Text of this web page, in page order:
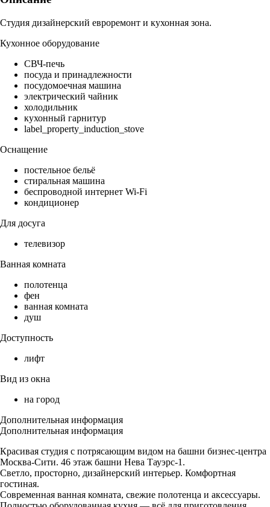
Студия дизайнерский евроремонт и кухонная зона.
Кухонное оборудование
СВЧ-печь
посуда и принадлежности
посудомоечная машина
электрический чайник
холодильник
кухонный гарнитур
label_property_induction_stove
Оснащение
постельное бельё
стиральная машина
беспроводной интернет Wi-Fi
кондиционер
Для досуга
телевизор
Ванная комната
полотенца
фен
ванная комната
душ
Доступность
лифт
Вид из окна
на город
Дополнительная информация
Дополнительная информация
Красивая студия с потрясающим видом на башни бизнес-центра
Москва-Сити. 46 этаж башни Нева Тауэрс-1.
Светло, просторно, дизайнерский интерьер. Комфортная
гостиная.
Современная ванная комната, свежие полотенца и аксессуары.